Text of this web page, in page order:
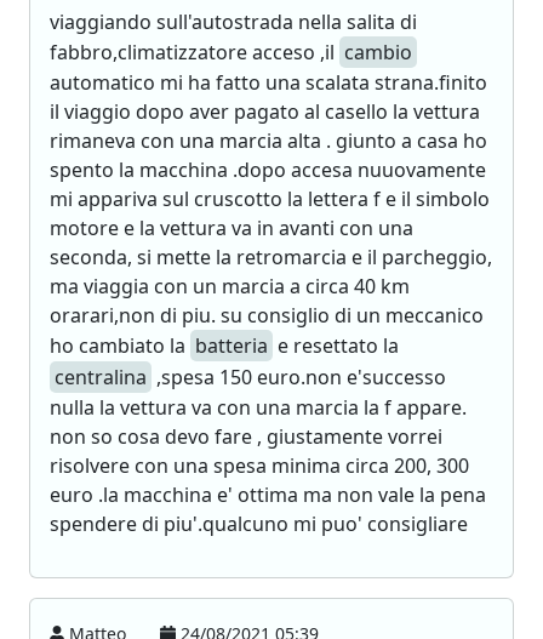
viaggiando sull'autostrada nella salita di
fabbro,climatizzatore acceso ,il cambio
automatico mi ha fatto una scalata strana.finito
il viaggio dopo aver pagato al casello la vettura
rimaneva con una marcia alta . giunto a casa ho
spento la macchina .dopo accesa nuuovamente
mi appariva sul cruscotto la lettera f e il simbolo
motore e la vettura va in avanti con una
seconda, si mette la retromarcia e il parcheggio,
ma viaggia con un marcia a circa 40 km
orarari,non di piu. su consiglio di un meccanico
ho cambiato la batteria e resettato la
centralina ,spesa 150 euro.non e'successo
nulla la vettura va con una marcia la f appare.
non so cosa devo fare , giustamente vorrei
risolvere con una spesa minima circa 200, 300
euro .la macchina e' ottima ma non vale la pena
spendere di piu'.qualcuno mi puo' consigliare
Matteo 24/08/2021 05:39